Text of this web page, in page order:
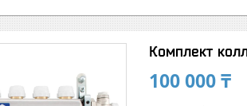
Комплект
100 000 ₸